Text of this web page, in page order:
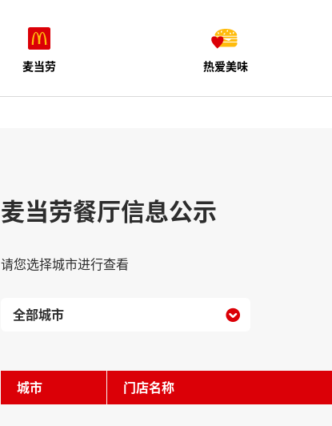
麦当劳 热爱美味
麦当劳餐厅信息公示
请您选择城市进行查看

城市 门店名称